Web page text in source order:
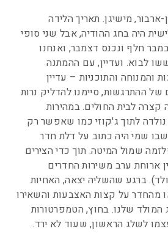
גרנו באן-ארבור, מישיגן. תאריך הלידה
היה בחג ההודיה, אבל שני סופי
חלף ונכנס דצמבר, ואנחנו
לבוא. ועדיין, עם ההמתנה
והמנוחה והתוכניות – עדיין
ההתרגשות, סיימנו להדליק נרות
קצרה לבית החולים. במהירות
נולדה לתוך ג'קוזי כמו שאפשר רק
שמי היה כתוב על דלת חדר
שמול המיטה. תוך כדי הצירים
ארוחת ערב משירות החדרים
ברגע שהשליה יצאה, האחיות
מהחדר על קצות האצבעות והשאירו
שלנו. בחוץ, הטמפרטורות
לשלג הראשון, שעוד לא ירד.